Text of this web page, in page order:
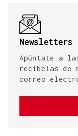
Newsletters
Apúntate a
recíbelas de
correo